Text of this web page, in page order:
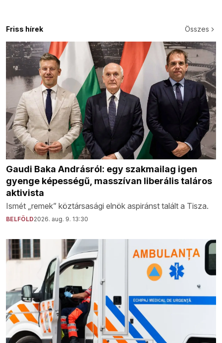
Friss hírek Összes
Gaudi Baka Andrásról: egy szakmailag igen
gyenge képességű, masszívan liberális taláros
aktivista
Ismét „remek” köztársasági elnök aspiránst talált a Tisza.
BELFÖLD2026. aug. 9. 13:30